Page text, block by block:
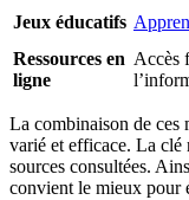
Jeux éducatifs
Ressources en
ligne
Accès
La combinaison de ces
varié et efficace. La clé
sources consultées.
convient le mieux pour